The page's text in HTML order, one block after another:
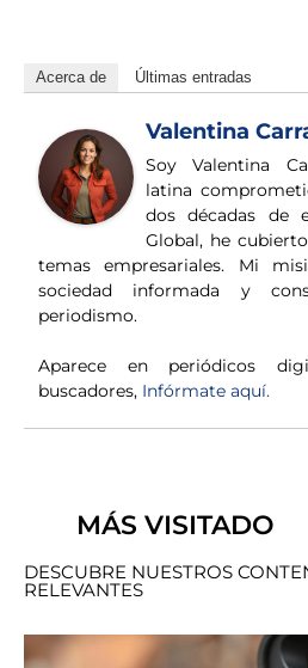
Acerca de Últimas entradas
Valentina
Soy Valentina
latina
dos décadas de
Global, he
temas empresariales. Mi
sociedad informada y
periodismo.
Aparece en periódicos
buscadores, Infórmate aquí.
MÁS VISITADO
DESCUBRE NUESTROS
RELEVANTES